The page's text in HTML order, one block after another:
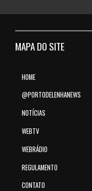
MAPA DO SITE
HOME
@PORTODELENHANEWS
NOTÍCIAS
WEBTV
WEBRÁDIO
REGULAMENTO
CONTATO